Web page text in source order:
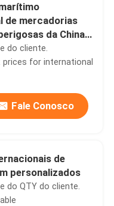
de mercadorias
da China
Tailândia
EAU
do cliente.
prices for international
Fale Conosco
de
personalizados
do QTY do cliente.